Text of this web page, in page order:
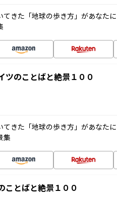
てきた「地球の歩き方」があなた
ツのことばと絶景１００
てきた「地球の歩き方」があなた
集
ことばと絶景１００